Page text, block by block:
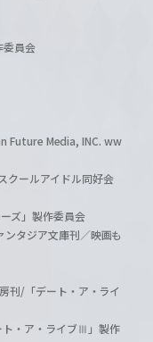
委員会
Media, INC. ww
クールアイドル同好会
ズ」製作委員会
タジア文庫刊／映画も
刊/「デート・ア・ライ
ト・ア・ライブⅢ」製作